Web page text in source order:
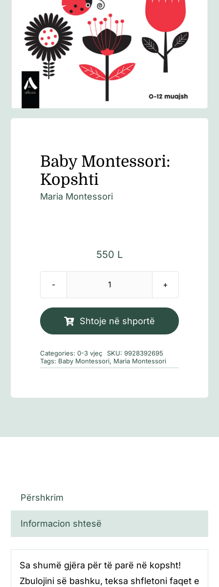
Anglisht
Ditarë
Baby Montessori:
Kopshti
Maria Montessori
550 L
Sasi
Montessori:
Shtoje në shportë
Categories:0-3 vjeç SKU:9928392695
Tags: Baby Montessori, Maria Montessori
Përshkrim
Informacion shtesë
Sa shumë gjëra për të parë në kopsht!
Zbulojini së bashku, teksa shfletoni faqet e